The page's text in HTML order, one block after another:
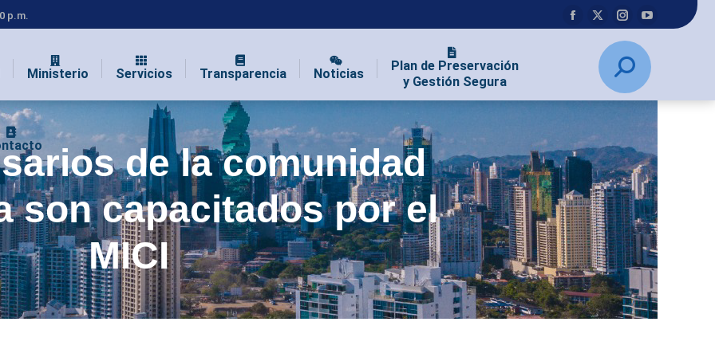
p.m.
Ministerio Servicios Transparencia Noticias
Plan de Preservación
y Gestión Segura
de la comunidad
son capacitados por el
MICI